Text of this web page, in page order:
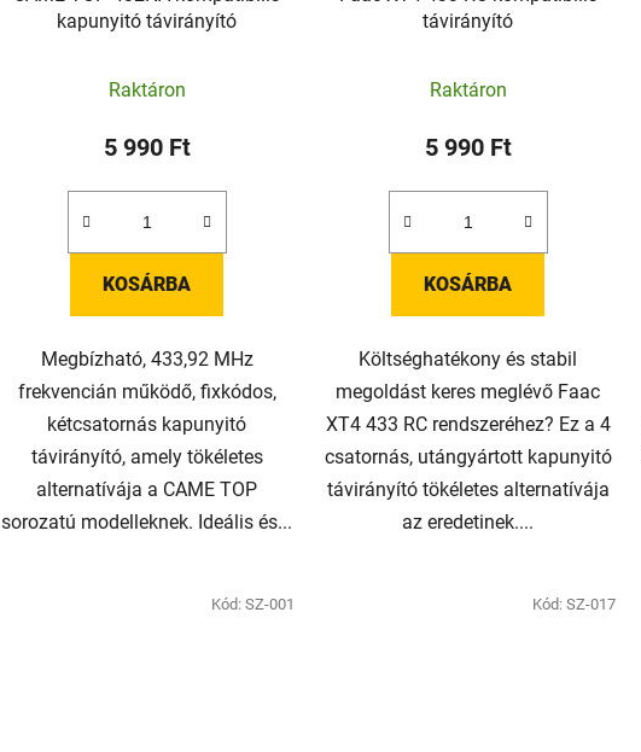
kapunyitó távirányító
Raktáron
5 990 Ft
KOSÁRBA
Megbízható, 433,92 MHz
frekvencián működő, fixkódos,
kétcsatornás kapunyitó
távirányító, amely tökéletes
alternatívája a CAME TOP
sorozatú modelleknek. Ideális és...
távirányító
Raktáron
5 990 Ft
KOSÁRBA
Költséghatékony és stabil
megoldást keres meglévő Faac
XT4 433 RC rendszeréhez? Ez a 4
csatornás, utángyártott kapunyitó
távirányító tökéletes alternatívája
az eredetinek....
Kód: SZ-001 Kód: SZ-017